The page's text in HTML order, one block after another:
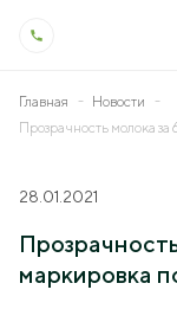
О холдинге
Контроль качества
Сми о нас
Деятельность
Животноводство
Вакансии
Главная
Новости
Прозрачность молока
28.01.2021
маркировка